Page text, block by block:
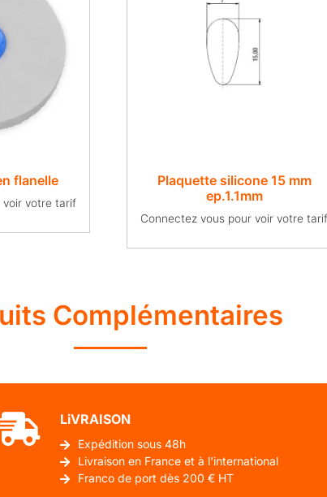
flanelle
voir votre tarif
Plaquette silicone 15 mm
ep.1.1mm
Connectez vous pour voir votre tarif
Complémentaires
LiVRAISON
Expédition sous 48h
Livraison en France et à l'international
Franco de port dès 200 € HT